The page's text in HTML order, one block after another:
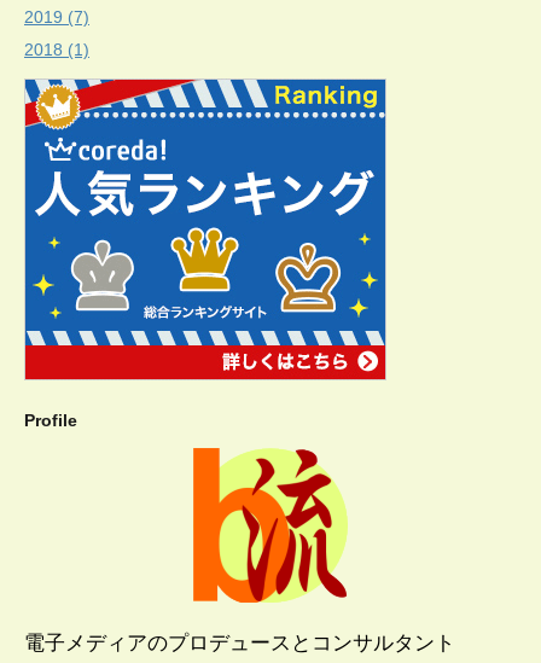
2019 (7)
2018 (1)
Profile
電子メディアのプロデュースとコンサルタント